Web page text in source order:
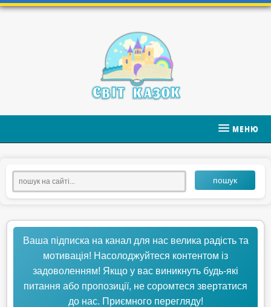
МЕНЮ
пошук
Ваша підписка на канал для нас велика радість та
мотивація! Насолоджуйтеся контентом із
задоволенням! Якщо у вас виникнуть будь-які
питання або пропозиції, не соромтеся звертатися
до нас. Приємного перегляду!